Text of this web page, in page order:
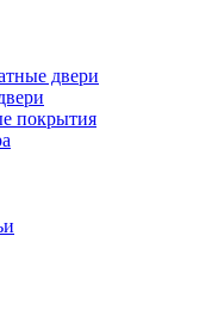
двери
покрытия